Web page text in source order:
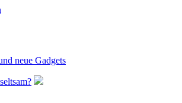
neue Gadgets